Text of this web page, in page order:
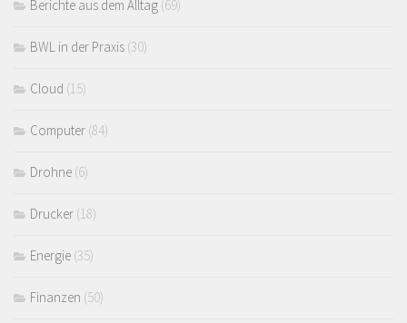
Berichte aus dem Alltag (69)
BWL in der Praxis (30)
Cloud (15)
Computer (84)
Drohne (6)
Drucker (18)
Energie (35)
Finanzen (50)